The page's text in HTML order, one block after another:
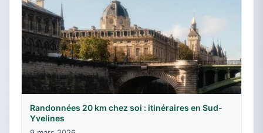
Randonnées 20 km chez soi : itinéraires en Sud-
Yvelines